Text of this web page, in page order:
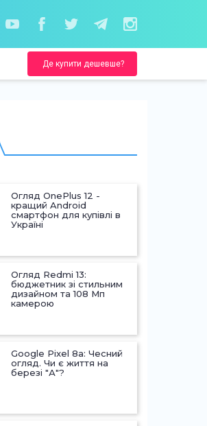
Де купити дешевше?
Огляд OnePlus 12 -
кращий Android
смартфон для купівлі в
Україні
Огляд Redmi 13:
бюджетник зі стильним
дизайном та 108 Мп
камерою
Google Pixel 8a: Чесний
огляд. Чи є життя на
березі "А"?